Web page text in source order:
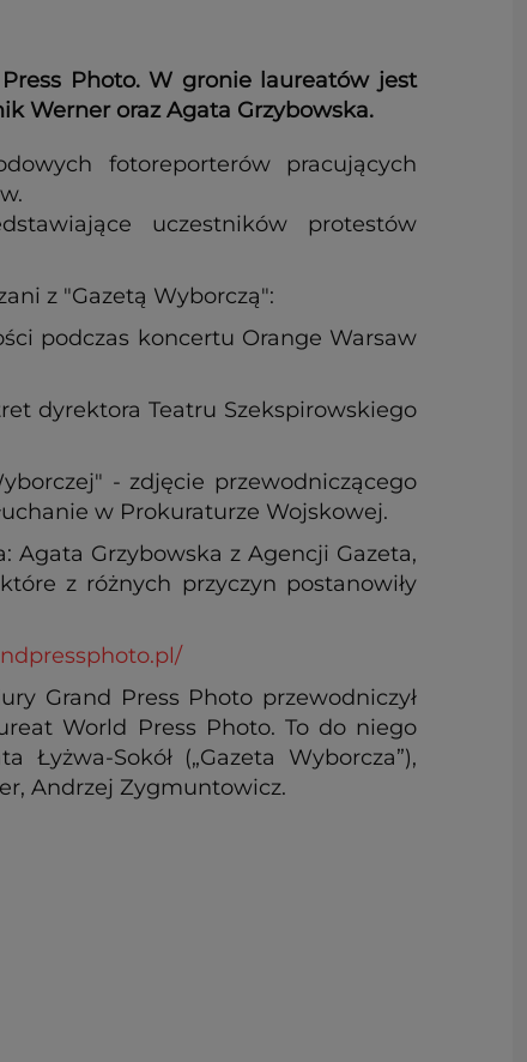
Photo. W gronie laureatów jest
Werner oraz Agata Grzybowska.
fotoreporterów pracujących
uczestników protestów
z "Gazetą Wyborczą":
podczas koncertu Orange Warsaw
dyrektora Teatru Szekspirowskiego
- zdjęcie przewodniczącego
w Prokuraturze Wojskowej.
Agata Grzybowska z Agencji Gazeta,
z różnych przyczyn postanowiły
Grand Press Photo przewodniczył
World Press Photo. To do niego
Sokół („Gazeta Wyborcza”),
Andrzej Zygmuntowicz.